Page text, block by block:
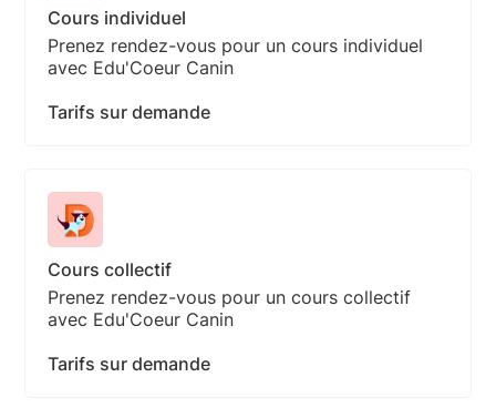
Cours individuel
Prenez rendez-vous pour un cours individuel
avec Edu'Coeur Canin
Tarifs sur demande
Cours collectif
Prenez rendez-vous pour un cours collectif
avec Edu'Coeur Canin
Tarifs sur demande